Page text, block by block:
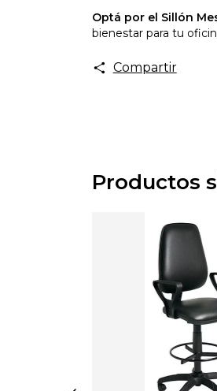
Optá por el Sillón
bienestar para tu
Compartir
Productos